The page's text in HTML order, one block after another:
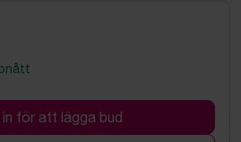
för att lägga bud